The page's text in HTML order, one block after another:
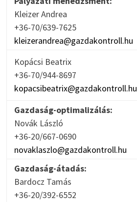
Kleizer Andrea
+36-70/639-7625
kleizerandrea@gazdakontroll.hu
Kopácsi Beatrix
+36-70/944-8697
kopacsibeatrix@gazdakontroll.hu
Gazdaság-optimalizálás:
Novák László
+36-20/667-0690
novaklaszlo@gazdakontroll.hu
Gazdaság-átadás:
Bardocz Tamás
+36-20/392-6552